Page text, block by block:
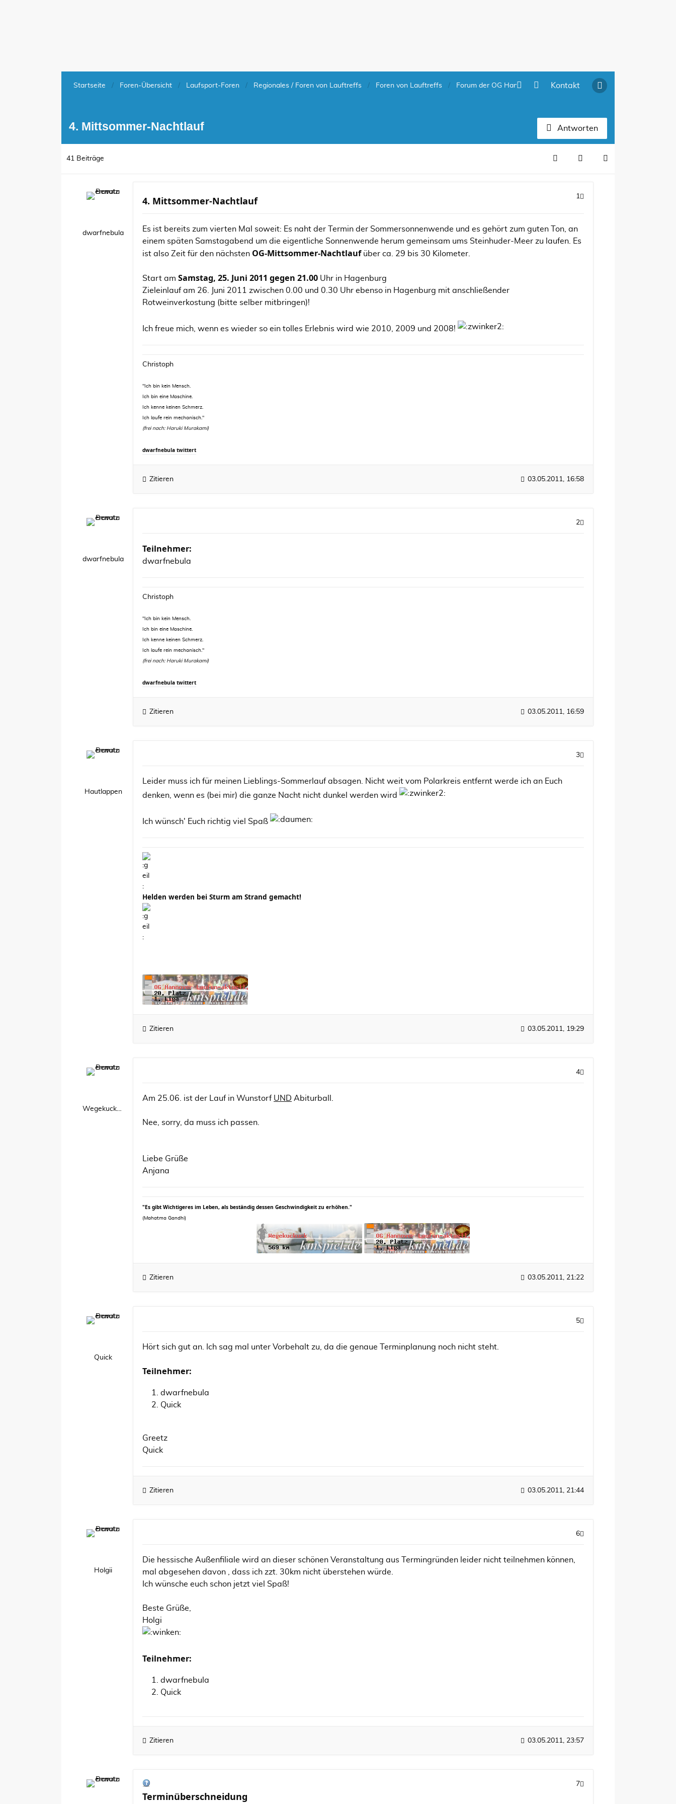
Kontakt
Startseite Foren-Übersicht Laufsport-Foren Regionales / Foren von Lauftreffs Foren von Lauftreffs Forum der OG Hannover
4. Mittsommer-Nachtlauf Antworten
41 Beiträge
dwarfnebula
4. Mittsommer-Nachtlauf 1
Es ist bereits zum vierten Mal soweit: Es naht der Termin der Sommersonnenwende und es gehört zum guten Ton, an
einem späten Samstagabend um die eigentliche Sonnenwende herum gemeinsam ums Steinhuder-Meer zu laufen. Es
ist also Zeit für den nächsten OG-Mittsommer-Nachtlaufüber ca. 29 bis 30 Kilometer.
Start am Samstag, 25. Juni 2011 gegen 21.00 Uhr in Hagenburg
Zieleinlauf am 26. Juni 2011 zwischen 0.00 und 0.30 Uhr ebenso in Hagenburg mit anschließender
Rotweinverkostung (bitte selber mitbringen)!
Ich freue mich, wenn es wieder so ein tolles Erlebnis wird wie 2010, 2009 und 2008!
Christoph
"Ich bin kein Mensch.
Ich bin eine Maschine.
Ich kenne keinen Schmerz.
Ich laufe rein mechanisch."
(frei nach: Haruki Murakami)
dwarfnebula twittert
Zitieren 03.05.2011, 16:58
dwarfnebula
2
Teilnehmer:
dwarfnebula
Christoph
"Ich bin kein Mensch.
Ich bin eine Maschine.
Ich kenne keinen Schmerz.
Ich laufe rein mechanisch."
(frei nach: Haruki Murakami)
dwarfnebula twittert
Zitieren 03.05.2011, 16:59
Hautlappen
3
Leider muss ich für meinen Lieblings-Sommerlauf absagen. Nicht weit vom Polarkreis entfernt werde ich an Euch
denken, wenn es (bei mir) die ganze Nacht nicht dunkel werden wird
Ich wünsch' Euch richtig viel Spaß
Helden werden bei Sturm am Strand gemacht!
Zitieren 03.05.2011, 19:29
Wegekuckuck
4
Am 25.06. ist der Lauf in Wunstorf UND Abiturball.
Nee, sorry, da muss ich passen.
Liebe Grüße
Anjana
"Es gibt Wichtigeres im Leben, als beständig dessen Geschwindigkeit zu erhöhen."
(Mahatma Gandhi)
Zitieren 03.05.2011, 21:22
Quick
5
Hört sich gut an. Ich sag mal unter Vorbehalt zu, da die genaue Terminplanung noch nicht steht.
Teilnehmer:
dwarfnebula
Quick
Greetz
Quick
Zitieren 03.05.2011, 21:44
Holgii
6
Die hessische Außenfiliale wird an dieser schönen Veranstaltung aus Termingründen leider nicht teilnehmen können,
mal abgesehen davon , dass ich zzt. 30km nicht überstehen würde.
Ich wünsche euch schon jetzt viel Spaß!
Beste Grüße,
Holgi
Teilnehmer:
dwarfnebula
Quick
Zitieren 03.05.2011, 23:57
Terminüberschneidung
7